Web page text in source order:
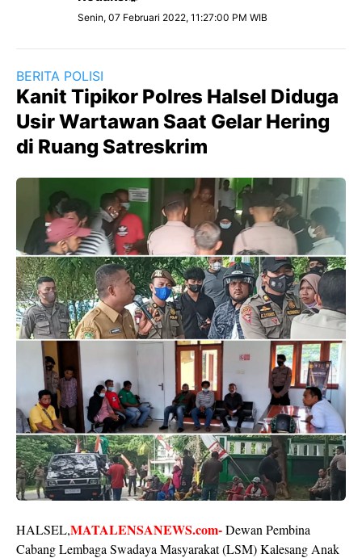
Senin, 07 Februari 2022, 11:27:00 PM WIB
BERITA POLISI
Kanit Tipikor Polres Halsel Diduga
Usir Wartawan Saat Gelar Hering
di Ruang Satreskrim
HALSEL,MATALENSANEWS.com-Dewan Pembina
Cabang Lembaga Swadaya Masyarakat (LSM) Kalesang Anak